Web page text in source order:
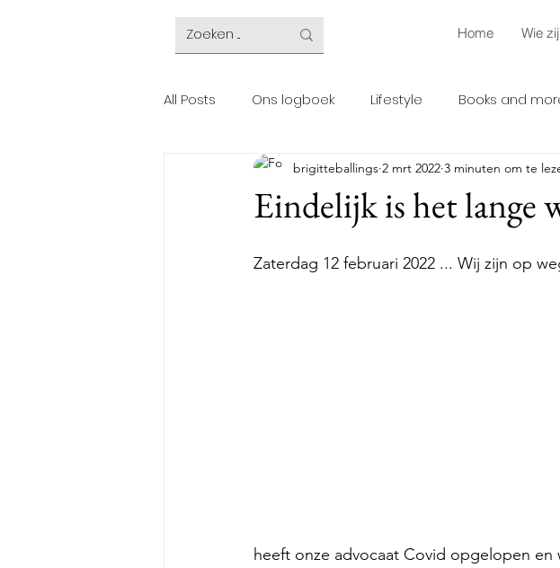
Home Wie
All Posts Ons logboek Lifestyle Books and
Eindelijk is het lange
brigitteballings 2 mrt 2022 3 minuten om te
Zaterdag 12 februari 2022 ... Wij zijn op
heeft onze advocaat Covid opgelopen